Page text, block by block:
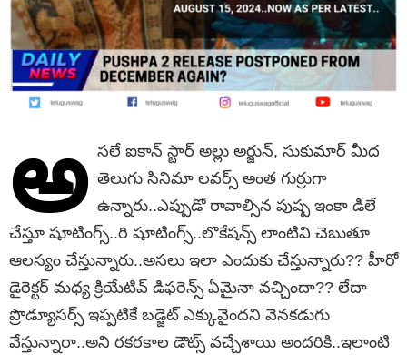
అ సలే ఐకాన్ స్టార్ అల్లు అర్జున్, సుకుమార్ మీద
తెలుగు సినిమా లవర్స్ అంత గుర్రుగా
ఉన్నారు..ఎప్పుడో రావాల్సిన పుష్ప ఇంకా డిలే
చేస్తూ షూటింగ్స్..రి షూటింగ్స్..లొకేషన్స్ లాంటివి చెబుతూ
ఆలస్యం చేస్తున్నారు..అసలు ఇలా ఎందుకు చేస్తున్నారు?? హీరో
డైరెక్టర్ మధ్య క్రియేటివ్ డిఫరెన్స్ ఏమైనా వచ్చిందా?? లేదా
ప్రొడ్యూసర్స్ ఇప్పటికే బడ్జెట్ ఎక్కువైందని వెనకడుగు
వేస్తున్నారా..అని రకరకాల డౌట్స్ వచ్చేశాయి అందరికి..ఇలాంటి